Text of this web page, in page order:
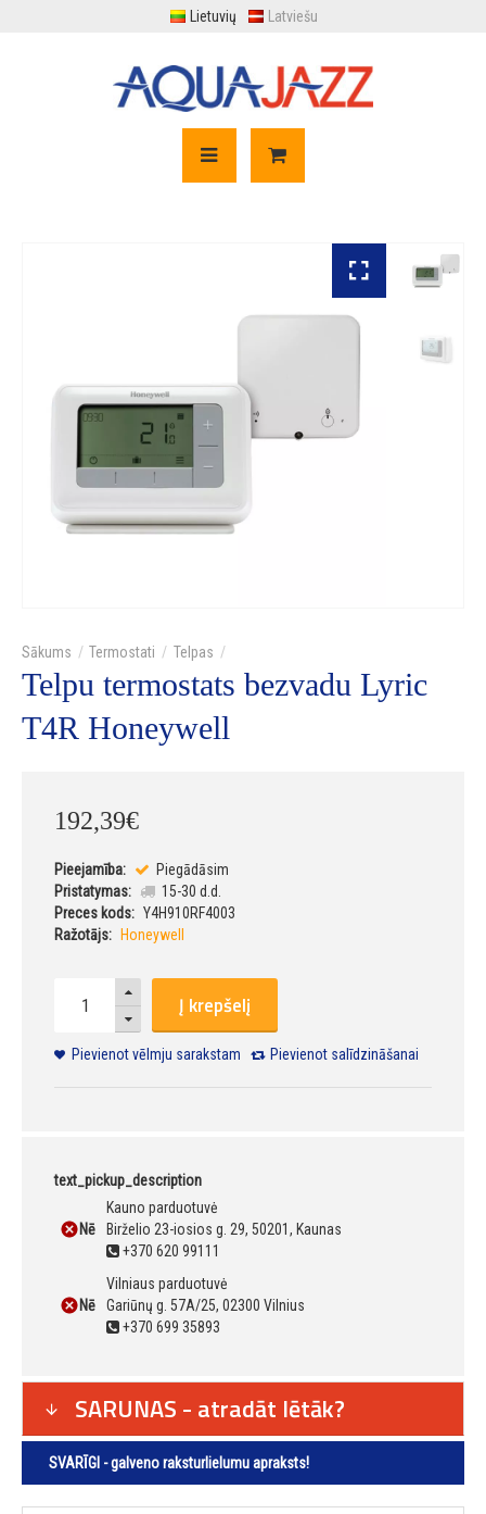
Lietuvių Latviešu
Termostati Telpas
Telpu termostats bezvadu Lyric
T4R Honeywell
192,39€
Pieejamība:
Piegādāsim
Pristatymas:
15-30 d.d.
Preces kods: Y4H910RF4003
Ražotājs:
Honeywell
Į krepšelį
Pievienot vēlmju sarakstam Pievienot salīdzināšanai
text_pickup_description
Nē
Kauno parduotuvė
Birželio 23-iosios g. 29, 50201, Kaunas
+370 620 99111
Nē
Vilniaus parduotuvė
Gariūnų g. 57A/25, 02300 Vilnius
+370 699 35893
SARUNAS - atradāt lētāk?
SVARĪGI - galveno raksturlielumu apraksts!